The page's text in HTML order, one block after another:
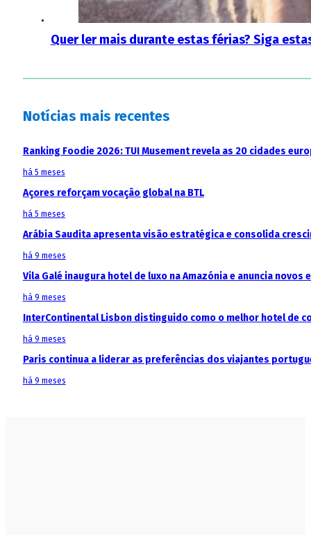
Quer ler mais durante estas férias? Siga
Notícias mais recentes
Ranking Foodie 2026: TUI Musement revela as 20 cidades
há 5 meses
Açores reforçam vocação global na BTL
há 5 meses
Arábia Saudita apresenta visão estratégica e consolida
há 9 meses
Vila Galé inaugura hotel de luxo na Amazónia e anuncia
há 9 meses
InterContinental Lisbon distinguido como o melhor hotel de
há 9 meses
Paris continua a liderar as preferências dos viajantes
há 9 meses